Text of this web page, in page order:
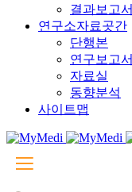
결과보고서
연구소자료곳간
단행본
연구보고서
자료실
동향분석
사이트맵